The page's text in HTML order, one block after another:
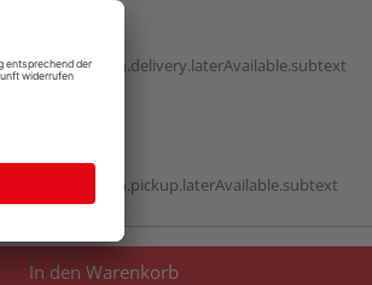
In den Warenkorb